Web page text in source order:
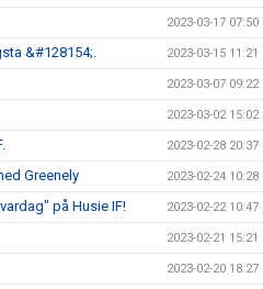
2023-03-17 07:50
&#128154;. 2023-03-15 11:21
2023-03-07 09:22
2023-03-02 15:02
2023-02-28 20:37
Greenely 2023-02-24 10:28
på Husie IF! 2023-02-22 10:47
2023-02-21 15:21
2023-02-20 18:27